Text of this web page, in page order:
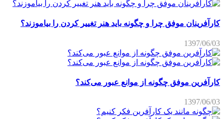
کارآفرینان موفق چرا و چگونه باید هنر تغییر کردن را بیاموزند؟
1397/06/03
کارآفرین موفق چگونه از موانع عبور می‌کند؟
1397/06/03